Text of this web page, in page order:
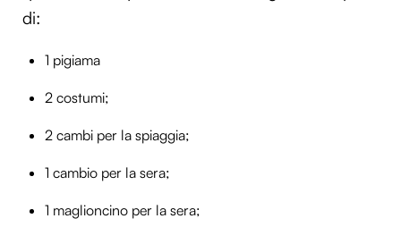
di:
1 pigiama
2 costumi;
2 cambi per la spiaggia;
1 cambio per la sera;
1 maglioncino per la sera;